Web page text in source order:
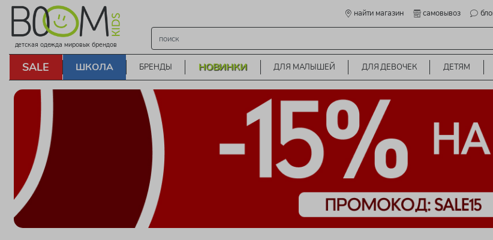
детская одежда мировых брендов
найти магазин самовывоз
SALE ШКОЛА БРЕНДЫ НОВИНКИ ДЛЯ МАЛЫШЕЙ ДЛЯ ДЕВОЧЕК ДЕТЯМ